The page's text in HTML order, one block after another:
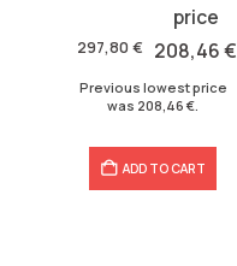
297,80 €
was:
208,46€
is:
Previous lowest price
was 208,46 €
ADD TO CART